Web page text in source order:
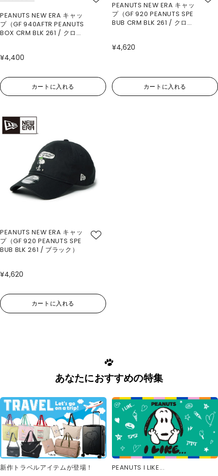
PEANUTS NEW ERA キャッ
プ（GF 940AFTR PEANUTS
BOX CRM BLK 261 / クロー
¥4,400
カートに入れる
PEANUTS NEW ERA キャッ
プ（GF 920 PEANUTS SPE
BUB CRM BLK 261 / クロー
¥4,620
カートに入れる
PEANUTS NEW ERA キャッ
プ（GF 920 PEANUTS SPE
BUB BLK 261 / ブラック）
¥4,620
カートに入れる
あなたにおすすめの特集
新作トラベルアイテムが登場！ PEANUTS I LIKE...